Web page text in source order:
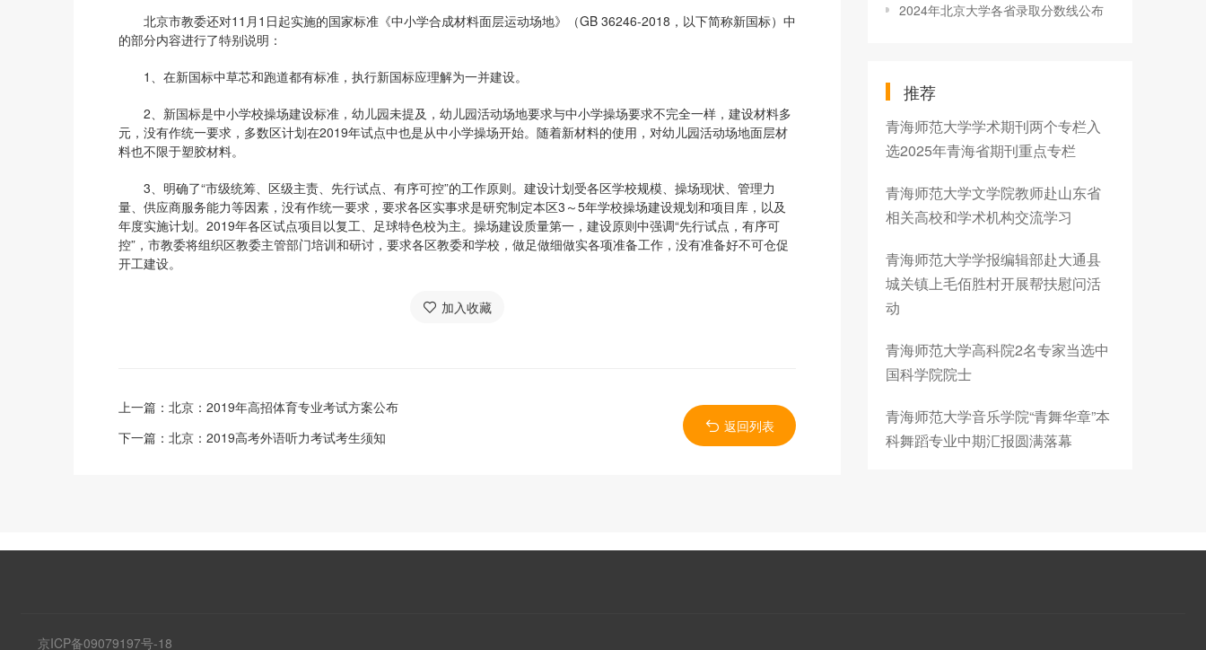
北京市教委还对11月1日起实施的国家标准《中小学合成材料面层运动场地》（GB 36246-2018，以下简称新国标）中
的部分内容进行了特别说明：
1、在新国标中草芯和跑道都有标准，执行新国标应理解为一并建设。
2、新国标是中小学校操场建设标准，幼儿园未提及，幼儿园活动场地要求与中小学操场要求不完全一样，建设材料多
元，没有作统一要求，多数区计划在2019年试点中也是从中小学操场开始。随着新材料的使用，对幼儿园活动场地面层材
料也不限于塑胶材料。
3、明确了“市级统筹、区级主责、先行试点、有序可控”的工作原则。建设计划受各区学校规模、操场现状、管理力
量、供应商服务能力等因素，没有作统一要求，要求各区实事求是研究制定本区3～5年学校操场建设规划和项目库，以及
年度实施计划。2019年各区试点项目以复工、足球特色校为主。操场建设质量第一，建设原则中强调“先行试点，有序可
控”，市教委将组织区教委主管部门培训和研讨，要求各区教委和学校，做足做细做实各项准备工作，没有准备好不可仓促
开工建设。
加入收藏
上一篇： 北京：2019年高招体育专业考试方案公布
下一篇： 北京：2019高考外语听力考试考生须知
返回列表
2024年北京大学各省录取分数线公布
推荐
青海师范大学学术期刊两个专栏入
选2025年青海省期刊重点专栏
青海师范大学文学院教师赴山东省
相关高校和学术机构交流学习
青海师范大学学报编辑部赴大通县
城关镇上毛佰胜村开展帮扶慰问活
动
青海师范大学高科院2名专家当选中
国科学院院士
青海师范大学音乐学院“青舞华章”本
科舞蹈专业中期汇报圆满落幕
京ICP备09079197号-18